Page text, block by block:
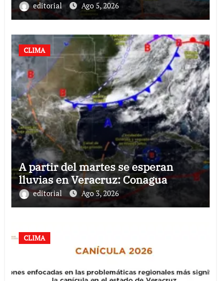
editorial Ago 5, 2026
CLIMA
A partir del martes se esperan
lluvias en Veracruz: Conagua
editorial Ago 3, 2026
CLIMA